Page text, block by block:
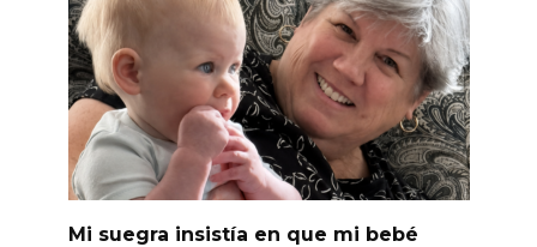
Mi suegra insistía en que mi bebé